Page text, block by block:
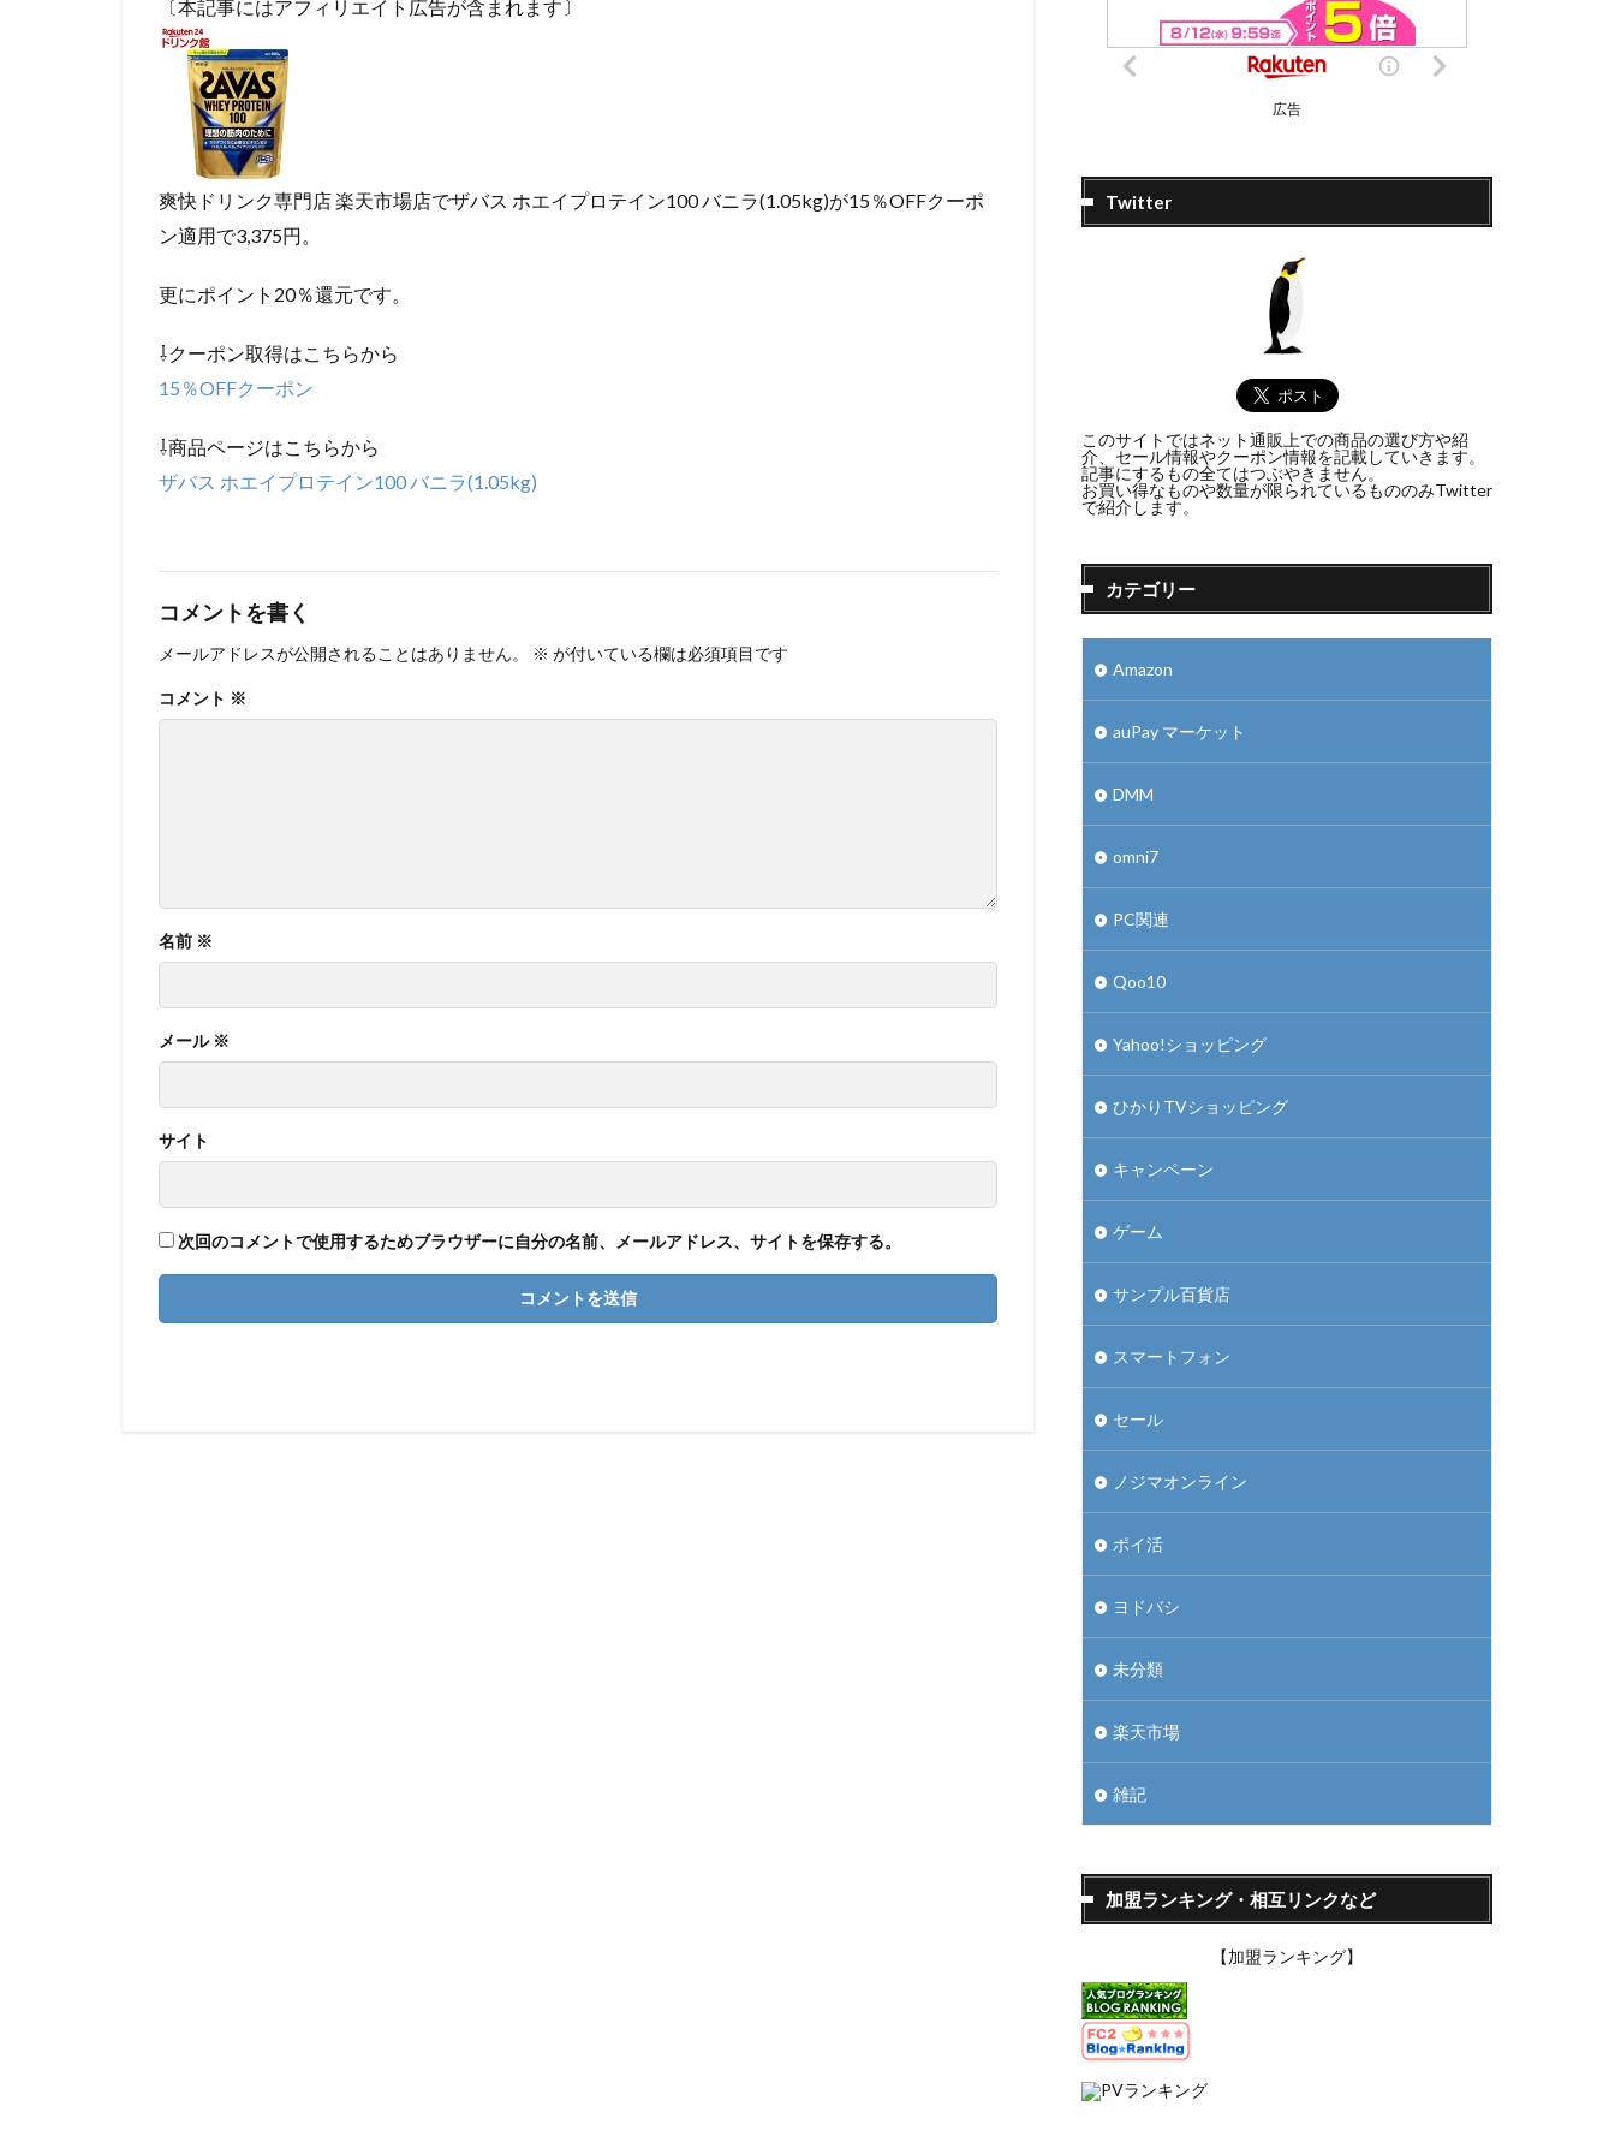
〔本記事にはアフィリエイト広告が含まれます〕
爽快ドリンク専門店 楽天市場店でザバス ホエイプロテイン100 バニラ(1.05kg)が15％OFFクーポ
ン適用で3,375円。
更にポイント20％還元です。
⇩クーポン取得はこちらから
15％OFFクーポン
⇩商品ページはこちらから
ザバス ホエイプロテイン100 バニラ(1.05kg)
コメントを書く
メールアドレスが公開されることはありません。 ※ が付いている欄は必須項目です
コメント ※
名前 ※
メール ※
サイト
次回のコメントで使用するためブラウザーに自分の名前、メールアドレス、サイトを保存する。
広告
Twitter
このサイトではネット通販上での商品の選び方や紹
介、セール情報やクーポン情報を記載していきます。
記事にするもの全てはつぶやきません。
お買い得なものや数量が限られているもののみTwitter
で紹介します。
カテゴリー
Amazon
auPay マーケット
DMM
omni7
PC関連
Qoo10
Yahoo!ショッピング
ひかりTVショッピング
キャンペーン
ゲーム
サンプル百貨店
スマートフォン
セール
ノジマオンライン
ポイ活
ヨドバシ
未分類
楽天市場
雑記
加盟ランキング・相互リンクなど
【加盟ランキング】